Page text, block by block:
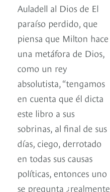
Auladell al Dios de El
paraíso perdido, que
piensa que Milton hace
una metáfora de Dios,
como un rey
absolutista, “tengamos
en cuenta que él dicta
este libro a sus
sobrinas, al final de sus
días, ciego, derrotado
en todas sus causas
políticas, entonces uno
se pregunta ¿realmente